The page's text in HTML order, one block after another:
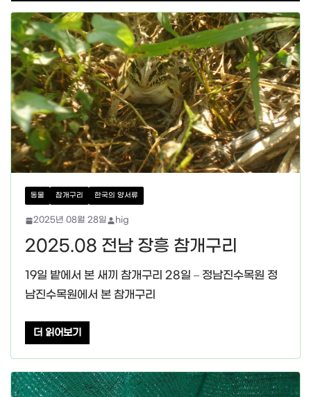
동물 참개구리 한국의 양서류
2025년 08월 28일 hig
2025.08 전남 장흥 참개구리
19일 밭에서 본 새끼 참개구리 28일 – 정남진수목원 정
남진수목원에서 본 참개구리
더 읽어보기